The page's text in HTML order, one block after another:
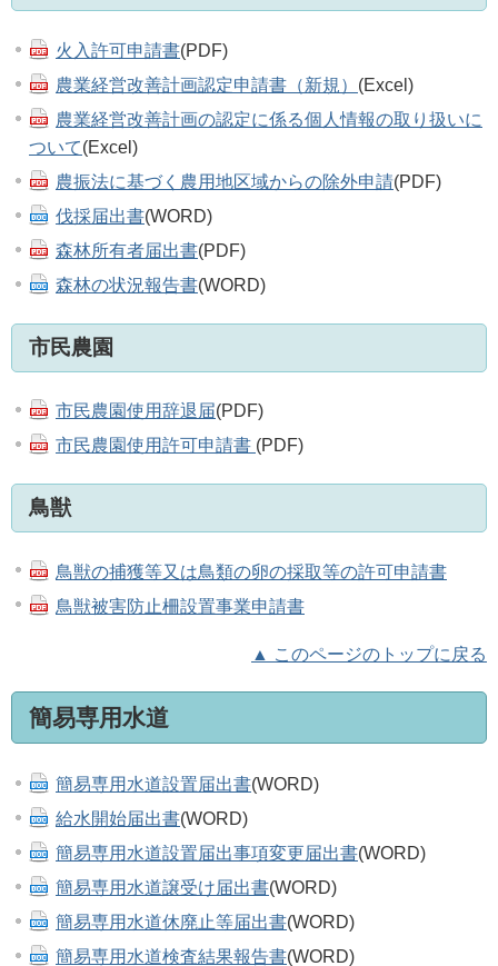
火入許可申請書(PDF)
農業経営改善計画認定申請書（新規） (Excel)
農業経営改善計画の認定に係る個人情報の取り扱いに
ついて(Excel)
農振法に基づく農用地区域からの除外申請(PDF)
伐採届出書(WORD)
森林所有者届出書(PDF)
森林の状況報告書(WORD)
市民農園
市民農園使用辞退届(PDF)
市民農園使用許可申請書 (PDF)
鳥獣
鳥獣の捕獲等又は鳥類の卵の採取等の許可申請書
鳥獣被害防止柵設置事業申請書
▲ このページのトップに戻る
簡易専用水道
簡易専用水道設置届出書(WORD)
給水開始届出書(WORD)
簡易専用水道設置届出事項変更届出書(WORD)
簡易専用水道譲受け届出書(WORD)
簡易専用水道休廃止等届出書(WORD)
簡易専用水道検査結果報告書(WORD)